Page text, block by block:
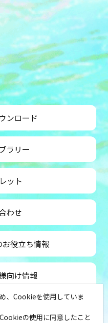
ンロード
ラリー
ット
わせ
役立ち情報
向け情報
会
、Cookieを使用していま
の使用に同意したこと